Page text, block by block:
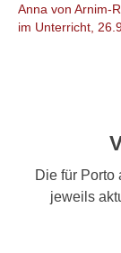
Anna von Arnim-
im Unterricht,
Die für Porto
jeweils